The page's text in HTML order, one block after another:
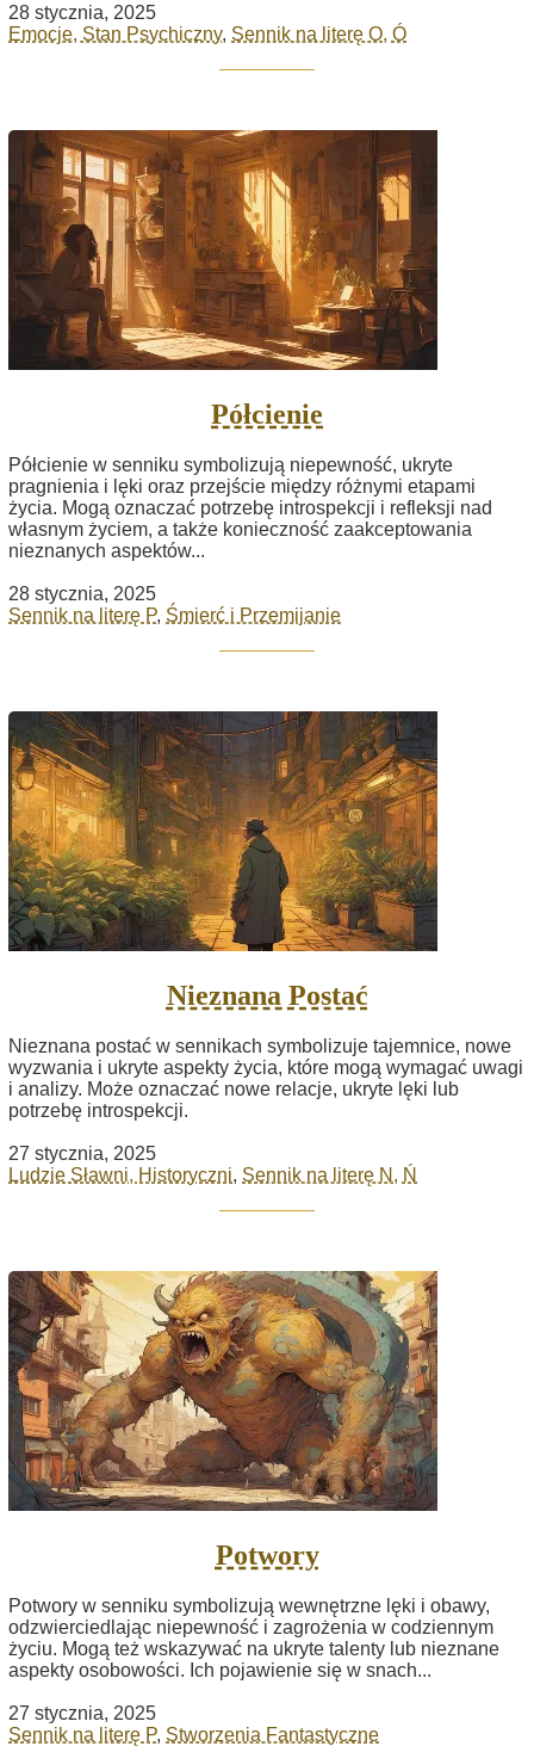
28 stycznia, 2025
Emocje, Stan Psychiczny, Sennik na literę O, Ó
Półcienie
Półcienie w senniku symbolizują niepewność, ukryte
pragnienia i lęki oraz przejście między różnymi etapami
życia. Mogą oznaczać potrzebę introspekcji i refleksji nad
własnym życiem, a także konieczność zaakceptowania
nieznanych aspektów...
28 stycznia, 2025
Sennik na literę P, Śmierć i Przemijanie
Nieznana Postać
Nieznana postać w sennikach symbolizuje tajemnice, nowe
wyzwania i ukryte aspekty życia, które mogą wymagać uwagi
i analizy. Może oznaczać nowe relacje, ukryte lęki lub
potrzebę introspekcji.
27 stycznia, 2025
Ludzie Sławni, Historyczni, Sennik na literę N, Ń
Potwory
Potwory w senniku symbolizują wewnętrzne lęki i obawy,
odzwierciedlając niepewność i zagrożenia w codziennym
życiu. Mogą też wskazywać na ukryte talenty lub nieznane
aspekty osobowości. Ich pojawienie się w snach...
27 stycznia, 2025
Sennik na literę P, Stworzenia Fantastyczne